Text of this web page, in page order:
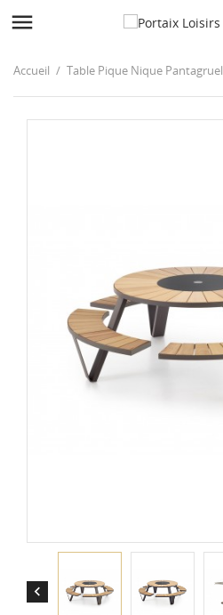

Accueil Table Pique Nique Pantagruel
